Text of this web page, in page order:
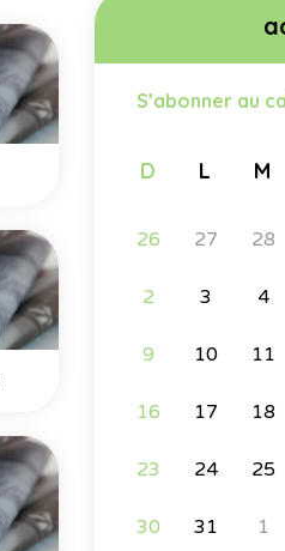
S’abonner au
D L M
26 27 28
2 3 4
9 10 11
16 17 18
23 24 25
30 31 1